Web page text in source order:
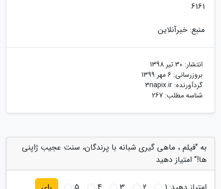
6161
منبع: خبرآنلاین
انتشار: 30 تیر 1398
بروزرسانی: 6 مهر 1399
گردآورنده: 3napix.ir
شناسه مطلب: 267
به "فیلم ، ماهی گیری شبانه با پرندگان، سنت عجیب ژاپنی
ها!" امتیاز دهید